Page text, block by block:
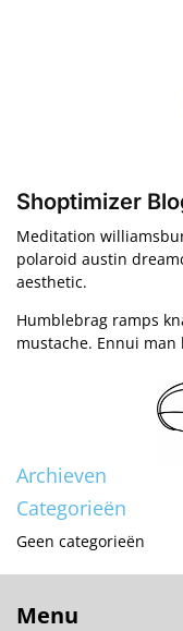
Shoptimizer
Meditation
polaroid austin
aesthetic.
Humblebrag ramps
mustache. Ennui
Archieven
Categorieën
Geen categorieën
Menu